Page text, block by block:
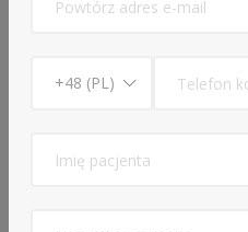
osób powyżej 70. roku życia
kobiet w ciąży (zalecana
powyższymi zasadami,